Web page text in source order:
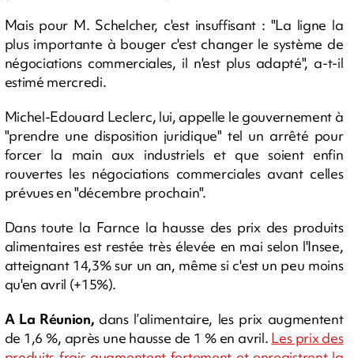
Mais pour M. Schelcher, c'est insuffisant : "La ligne la
plus importante à bouger c'est changer le système de
négociations commerciales, il n'est plus adapté", a-t-il
estimé mercredi.
Michel-Edouard Leclerc, lui, appelle le gouvernement à
"prendre une disposition juridique" tel un arrêté pour
forcer la main aux industriels et que soient enfin
rouvertes les négociations commerciales avant celles
prévues en "décembre prochain".
Dans toute la Farnce la hausse des prix des produits
alimentaires est restée très élevée en mai selon l'Insee,
atteignant 14,3% sur un an, même si c'est un peu moins
qu'en avril (+15%).
A La Réunion, dans l’alimentaire, les prix augmentent
de 1,6 %, après une hausse de 1 % en avril. Les prix des